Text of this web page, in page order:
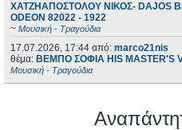
ΧΑΤΖΗΑΠΟΣΤΟΛΟΥ ΝΙΚΟΣ- DAJOS
ODEON 82022 - 1922
~ Μουσική - Τραγούδια
17.07.2026, 17:44 από: marco21nis
θέμα: ΒΕΜΠΟ ΣΟΦΙΑ HIS MASTER'S
Μουσική - Τραγούδια